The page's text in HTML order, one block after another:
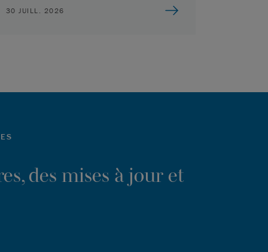
30 JUILL. 2026
des mises à jour et